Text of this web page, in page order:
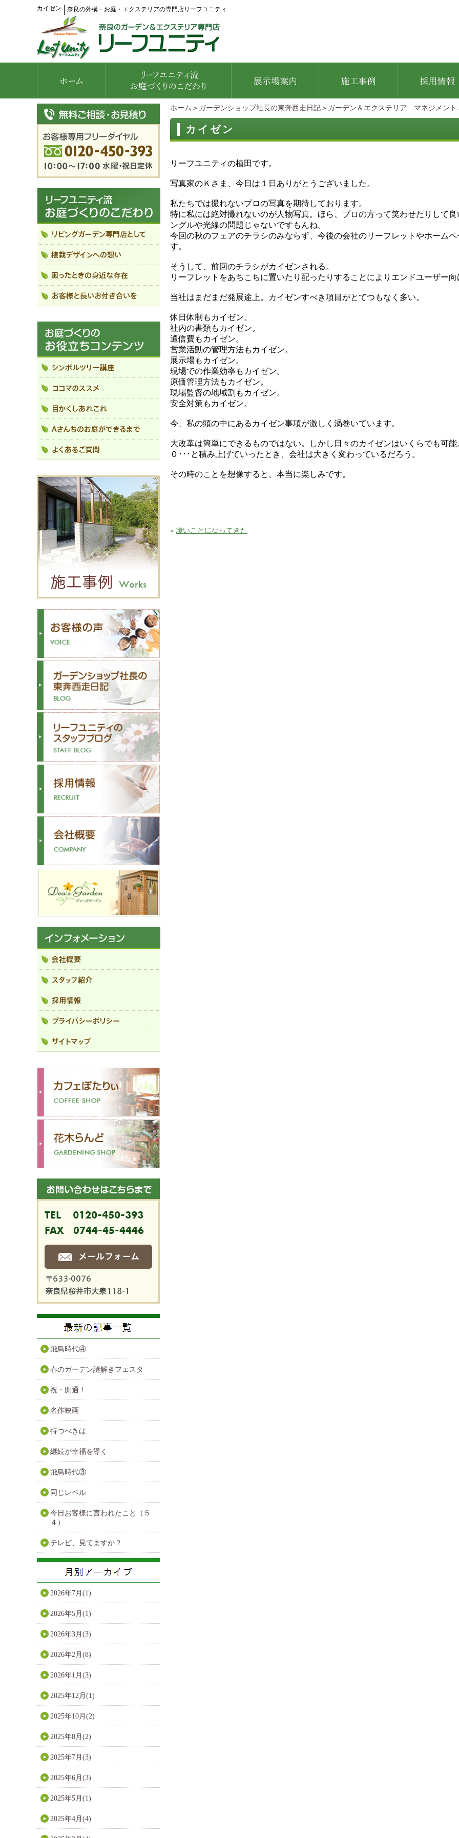
カイゼン 奈良の外構・お庭・エクステリアの専門店リーフユニティ
ホーム ＞ ガーデンショップ社長の東奔西走日記 ＞ ガーデン＆エクステリア マネジメント
カイゼン
リーフユニティの植田です。
写真家のＫさま、今日は１日ありがとうございました。
私たちでは撮れないプロの写真を期待しております。
特に私には絶対撮れないのが人物写真。ほら、プロの方って笑わせたりして
ングルや光線の問題じゃないですもんね。
今回の秋のフェアのチラシのみならず、今後の会社のリーフレットやホーム
す。
そうして、前回のチラシがカイゼンされる。
リーフレットをあちこちに置いたり配ったりすることによりエンドユーザー向
当社はまだまだ発展途上。カイゼンすべき項目がとてつもなく多い。
休日体制もカイゼン。
社内の書類もカイゼン。
通信費もカイゼン。
営業活動の管理方法もカイゼン。
展示場もカイゼン。
現場での作業効率もカイゼン。
原価管理方法もカイゼン。
現場監督の地域割もカイゼン。
安全対策もカイゼン。
今、私の頭の中にあるカイゼン事項が激しく渦巻いています。
大改革は簡単にできるものではない。しかし日々のカイゼンはいくらでも可
０･･･と積み上げていったとき、会社は大きく変わっているだろう。
その時のことを想像すると、本当に楽しみです。
« 凄いことになってきた
飛鳥時代④
春のガーデン謎解きフェスタ
祝・開通！
名作映画
持つべきは
継続が幸福を導く
飛鳥時代③
同じレベル
今日お客様に言われたこと（５
４）
テレビ、見てますか？
2026年7月(1)
2026年5月(1)
2026年3月(3)
2026年2月(8)
2026年1月(3)
2025年12月(1)
2025年10月(2)
2025年8月(2)
2025年7月(3)
2025年6月(3)
2025年5月(1)
2025年4月(4)